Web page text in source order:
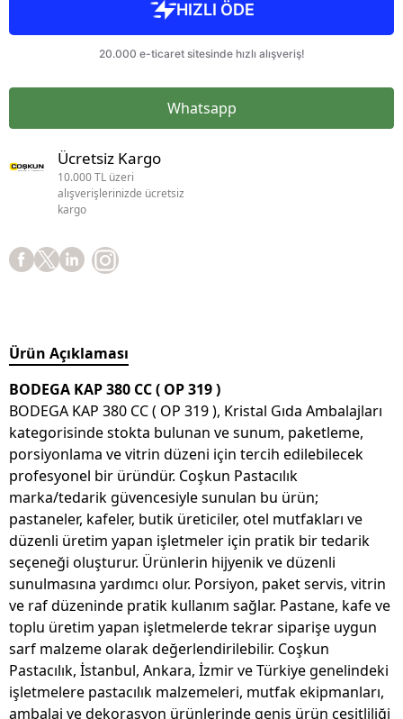
Whatsapp
Ücretsiz Kargo
10.000 TL üzeri
alışverişlerinizde ücretsiz
kargo
Ürün Açıklaması
BODEGA KAP 380 CC ( OP 319 )
BODEGA KAP 380 CC ( OP 319 ), Kristal Gıda Ambalajları
kategorisinde stokta bulunan ve sunum, paketleme,
porsiyonlama ve vitrin düzeni için tercih edilebilecek
profesyonel bir üründür. Coşkun Pastacılık
marka/tedarik güvencesiyle sunulan bu ürün;
pastaneler, kafeler, butik üreticiler, otel mutfakları ve
düzenli üretim yapan işletmeler için pratik bir tedarik
seçeneği oluşturur. Ürünlerin hijyenik ve düzenli
sunulmasına yardımcı olur. Porsiyon, paket servis, vitrin
ve raf düzeninde pratik kullanım sağlar. Pastane, kafe ve
toplu üretim yapan işletmelerde tekrar siparişe uygun
sarf malzeme olarak değerlendirilebilir. Coşkun
Pastacılık, İstanbul, Ankara, İzmir ve Türkiye genelindeki
işletmelere pastacılık malzemeleri, mutfak ekipmanları,
ambalaj ve dekorasyon ürünlerinde geniş ürün çeşitliliği